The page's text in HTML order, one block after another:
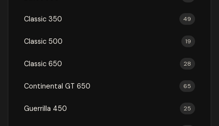
Classic 350 49
Classic 500 19
Classic 650 28
Continental GT 650 65
Guerrilla 450 25